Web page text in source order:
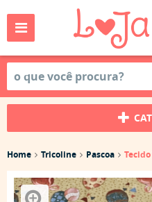
Home Tricoline Pascoa